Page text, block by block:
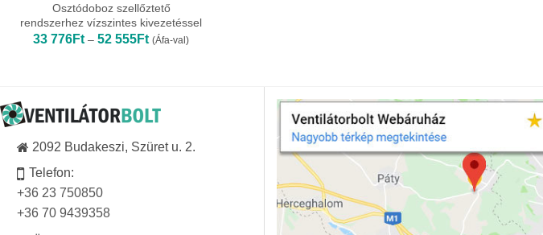
Osztódoboz szellőztető
rendszerhez vízszintes kivezetéssel
33 776Ft – 52 555FtÁrtartomány:
33
(Áfa-val)
2092 Budakeszi, Szüret u. 2.
Telefon:
+36 23 750850
+36 70 9439358